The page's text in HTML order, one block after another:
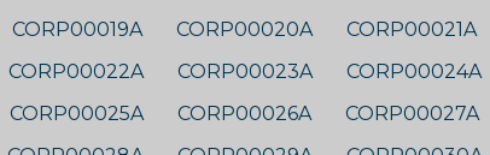
CORP00019A
CORP00020A
CORP00021A
CORP00022A
CORP00023A
CORP00024A
CORP00025A
CORP00026A
CORP00027A